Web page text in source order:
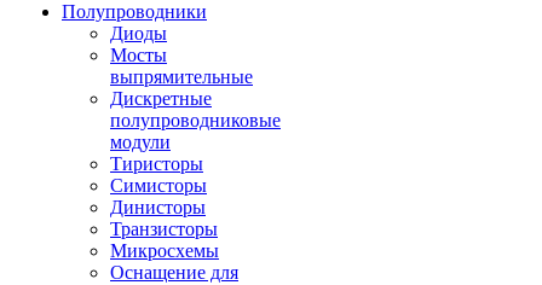
Полупроводники
Диоды
Мосты
выпрямительные
Дискретные
полупроводниковые
модули
Тиристоры
Симисторы
Динисторы
Транзисторы
Микросхемы
Оснащение для